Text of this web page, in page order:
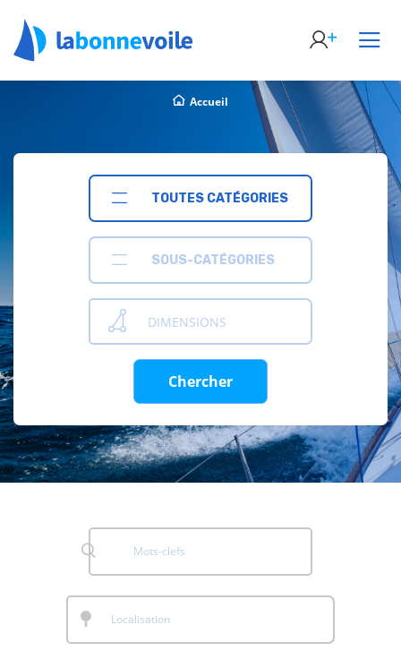
Accueil
TOUTES CATÉGORIES
SOUS-CATÉGORIES
DIMENSIONS
Chercher